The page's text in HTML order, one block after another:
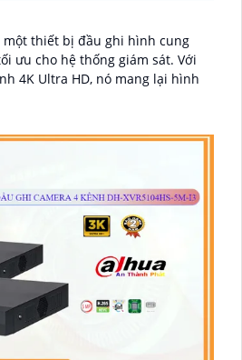
một thiết bị đầu ghi hình cung
cho hệ thống giám sát. Với
4K Ultra HD, nó mang lại hình